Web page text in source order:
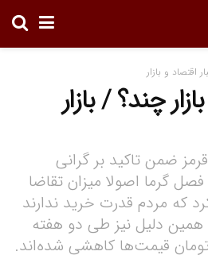
اقتصاد و بازار
چند؟ / بازار
ضمن تاکید بر گرانی
گرما اصولا میزان تقاضا
که مردم قدرت خرید ندارند
دلیل نیز طی دو هفته